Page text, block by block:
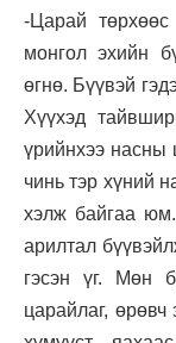
-Царай
монгол эхийн
өгнө. Бүүвэй
Хүүхэд
үрийнхээ насны
чинь тэр хүний
хэлж байгаа
арилтал
гэсэн үг. Мөн
царайлаг, өрөвч